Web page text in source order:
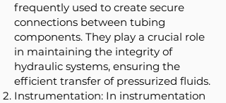
frequently used to create secure
connections between tubing
components. They play a crucial role
in maintaining the integrity of
hydraulic systems, ensuring the
efficient transfer of pressurized fluids.
Instrumentation: In instrumentation